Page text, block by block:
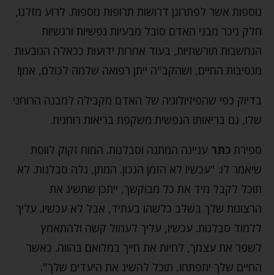
נוספות אשר לפתרונן דרושות תרופות נוספות. לרוע מזלנו,
חלק ניכר מבני האדם סובל מבעיות נפשיות ורגשיות
הנחשבות תורשתיות, בעוד אחרות ידועות ככאלה הנובעות
מנסיבות החיים, ושהקב"ה ייתן רפואה שלמה לכולם, אמן!
בדיוק כפי שהפיזיולוגיה של האדם מקבילה למבנה הרוחני
שלו, גם בריאותו הנפשית משקפת בריאות רוחנית.
ספירת כתר עניינה המתנה וסבלנות. המוח זקוק לווסת
שיאמר לו: "עכשיו לא הזמן הנכון. המתן, גלה סבלנות. לא
תוכל לקבל מיד את כל מבוקשך, ייתכן שתשיג את
הרצונות שלך בשלב כלשהו בעתיד, אבל לא עכשיו. עליך
ללמוד סבלנות. עכשיו, עליך לעמול קשה ולהתאמץ
לשפר את עצמך, לחיות את חייך במלואם בהווה. כאשר
החיים שלך יתפתחו, תוכל להשיג את היעדים שלך".